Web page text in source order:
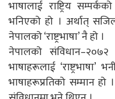
भाषालाई राष्ट्रिय
भनिएको हो । अर्थात्
नेपालको ‘राष्ट्रभाषा’ नै हो ।
नेपालको
भाषाहरूलाई
भाषाहरूप्रतिको सम्मान